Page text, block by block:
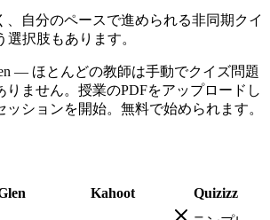
、自分のペースで進められる非同期クイ
選択肢もあります。
— ほとんどの教師は手動でクイズ問題
りません。授業のPDFをアップロードし
ションを開始。無料で始められます。
Kahoot Quizizz